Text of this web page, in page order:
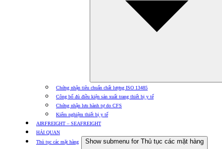
Chứng nhận tiêu chuẩn chất lượng ISO 13485
Công bố đủ điều kiện sản xuất trang thiết bị y tế
Chứng nhận lưu hành tự do CFS
Kiểm nghiệm thiết bị y tế
AIRFREIGHT – SEAFREIGHT
HẢI QUAN
Thủ tục các mặt hàng
Show submenu for Thủ tục các mặt hàng